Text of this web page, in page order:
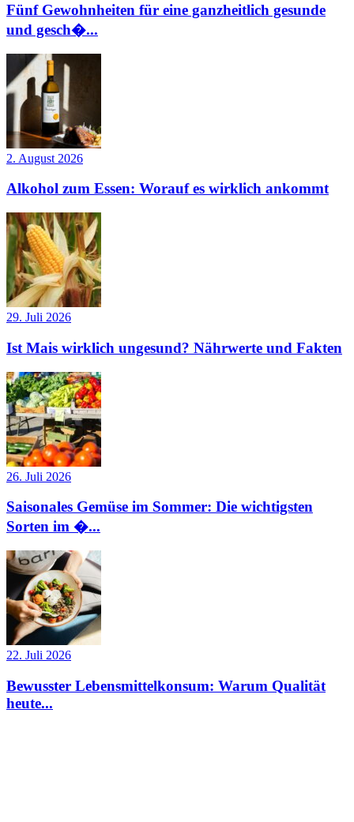
Fünf Gewohnheiten für eine ganzheitlich gesunde
und gesch�...
2. August 2026
Alkohol zum Essen: Worauf es wirklich ankommt
29. Juli 2026
Ist Mais wirklich ungesund? Nährwerte und Fakten
26. Juli 2026
Saisonales Gemüse im Sommer: Die wichtigsten
Sorten im �...
22. Juli 2026
Bewusster Lebensmittelkonsum: Warum Qualität
heute...